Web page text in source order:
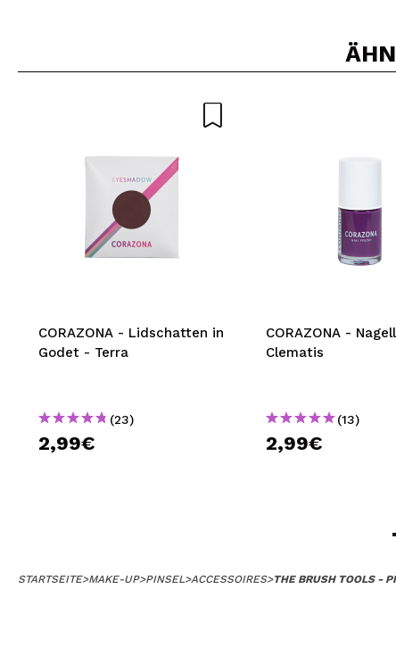
CORAZONA - Lidschatten in
Godet - Terra
(23)
2,99€
CORAZONA -
Clematis
(13)
2,99€
STARTSEITE>MAKE-UP>PINSEL>ACCESSOIRES>THE BRUSH TOOLS -